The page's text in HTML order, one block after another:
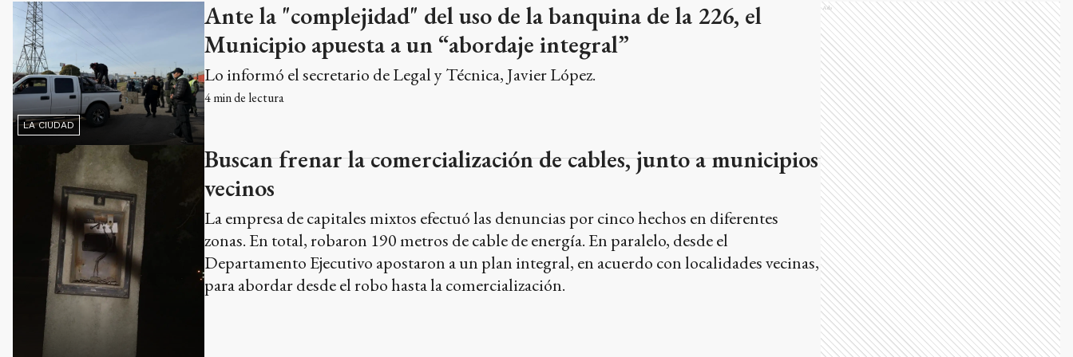
LA CIUDAD
Ante la "complejidad" del uso de la banquina de la 226, el
Municipio apuesta a un “abordaje integral”
Lo informó el secretario de Legal y Técnica, Javier López.
4min de lectura
Buscan frenar la comercialización de cables, junto a municipios
vecinos
La empresa de capitales mixtos efectuó las denuncias por cinco hechos en diferentes
zonas. En total, robaron 190 metros de cable de energía. En paralelo, desde el
Departamento Ejecutivo apostaron a un plan integral, en acuerdo con localidades vecinas,
para abordar desde el robo hasta la comercialización.
Ads